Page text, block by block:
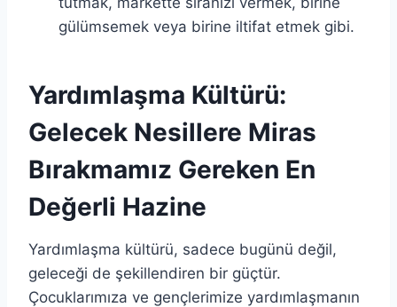
gülümsemek veya birine iltifat etmek gibi.
Yardımlaşma Kültürü:
Gelecek Nesillere Miras
Bırakmamız Gereken En
Değerli Hazine
Yardımlaşma kültürü, sadece bugünü değil,
geleceği de şekillendiren bir güçtür.
Çocuklarımıza ve gençlerimize yardımlaşmanın